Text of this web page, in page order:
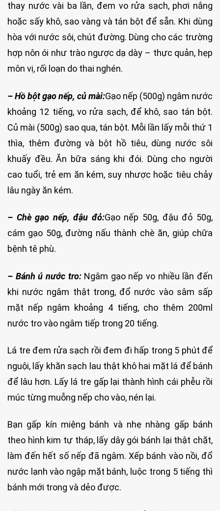
thay nước vài ba lần, đem vo rửa sạch, phơi nắng
hoặc sấy khô, sao vàng và tán bột để sẵn. Khi dùng
hòa với nước sôi, chút đường. Dùng cho các trường
hợp nôn ói như trào ngược dạ dày – thực quản, hẹp
môn vị, rối loạn do thai nghén.
– Hồ bột gạo nếp, củ mài:Gạo nếp (500g) ngâm nước
khoảng 12 tiếng, vo rửa sạch, để khô, sao tán bột.
Củ mài (500g) sao qua, tán bột. Mỗi lần lấy mỗi thứ 1
thìa, thêm đường và bột hồ tiêu, dùng nước sôi
khuấy đều. Ăn bữa sáng khi đói. Dùng cho người
cao tuổi, trẻ em ăn kém, suy nhược hoặc tiêu chảy
lâu ngày ăn kém.
– Chè gạo nếp, đậu đỏ:Gạo nếp 50g, đậu đỏ 50g,
cám gạo 50g, đường nấu thành chè ăn, giúp chữa
bệnh tê phù.
– Bánh ú nước tro:Ngâm gạo nếp vo nhiều lần đến
khi nước ngâm thật trong, đổ nước vào sâm sấp
mặt nếp ngâm khoảng 4 tiếng, cho thêm 200ml
nước tro vào ngâm tiếp trong 20 tiếng.
Lá tre đem rửa sạch rồi đem đi hấp trong 5 phút để
nguội, lấy khăn sạch lau thật khô hai mặt lá để bánh
để lâu hơn. Lấy lá tre gấp lại thành hình cái phễu rồi
múc từng muỗng nếp cho vào, nén lại.
Bạn gấp kín miệng bánh và nhẹ nhàng gấp bánh
theo hình kim tự tháp, lấy dây gói bánh lại thật chặt,
làm đến hết số nếp đã ngâm. Xếp bánh vào nồi, đổ
nước lạnh vào ngập mặt bánh, luộc trong 5 tiếng thì
bánh mới trong và dẻo được.